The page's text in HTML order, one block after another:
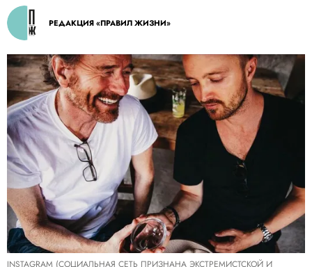
РЕДАКЦИЯ «ПРАВИЛ ЖИЗНИ»
INSTAGRAM (СОЦИАЛЬНАЯ СЕТЬ ПРИЗНАНА ЭКСТРЕМИСТСКОЙ И